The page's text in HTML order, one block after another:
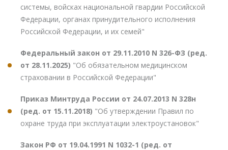
системы, войсках национальной гвардии Российской
Федерации, органах принудительного исполнения
Российской Федерации, и их семей"
Федеральный закон от 29.11.2010 N 326-ФЗ (ред.
от 28.11.2025) "Об обязательном медицинском
страховании в Российской Федерации"
Приказ Минтруда России от 24.07.2013 N 328н
(ред. от 15.11.2018) "Об утверждении Правил по
охране труда при эксплуатации электроустановок"
Закон РФ от 19.04.1991 N 1032-1 (ред. от